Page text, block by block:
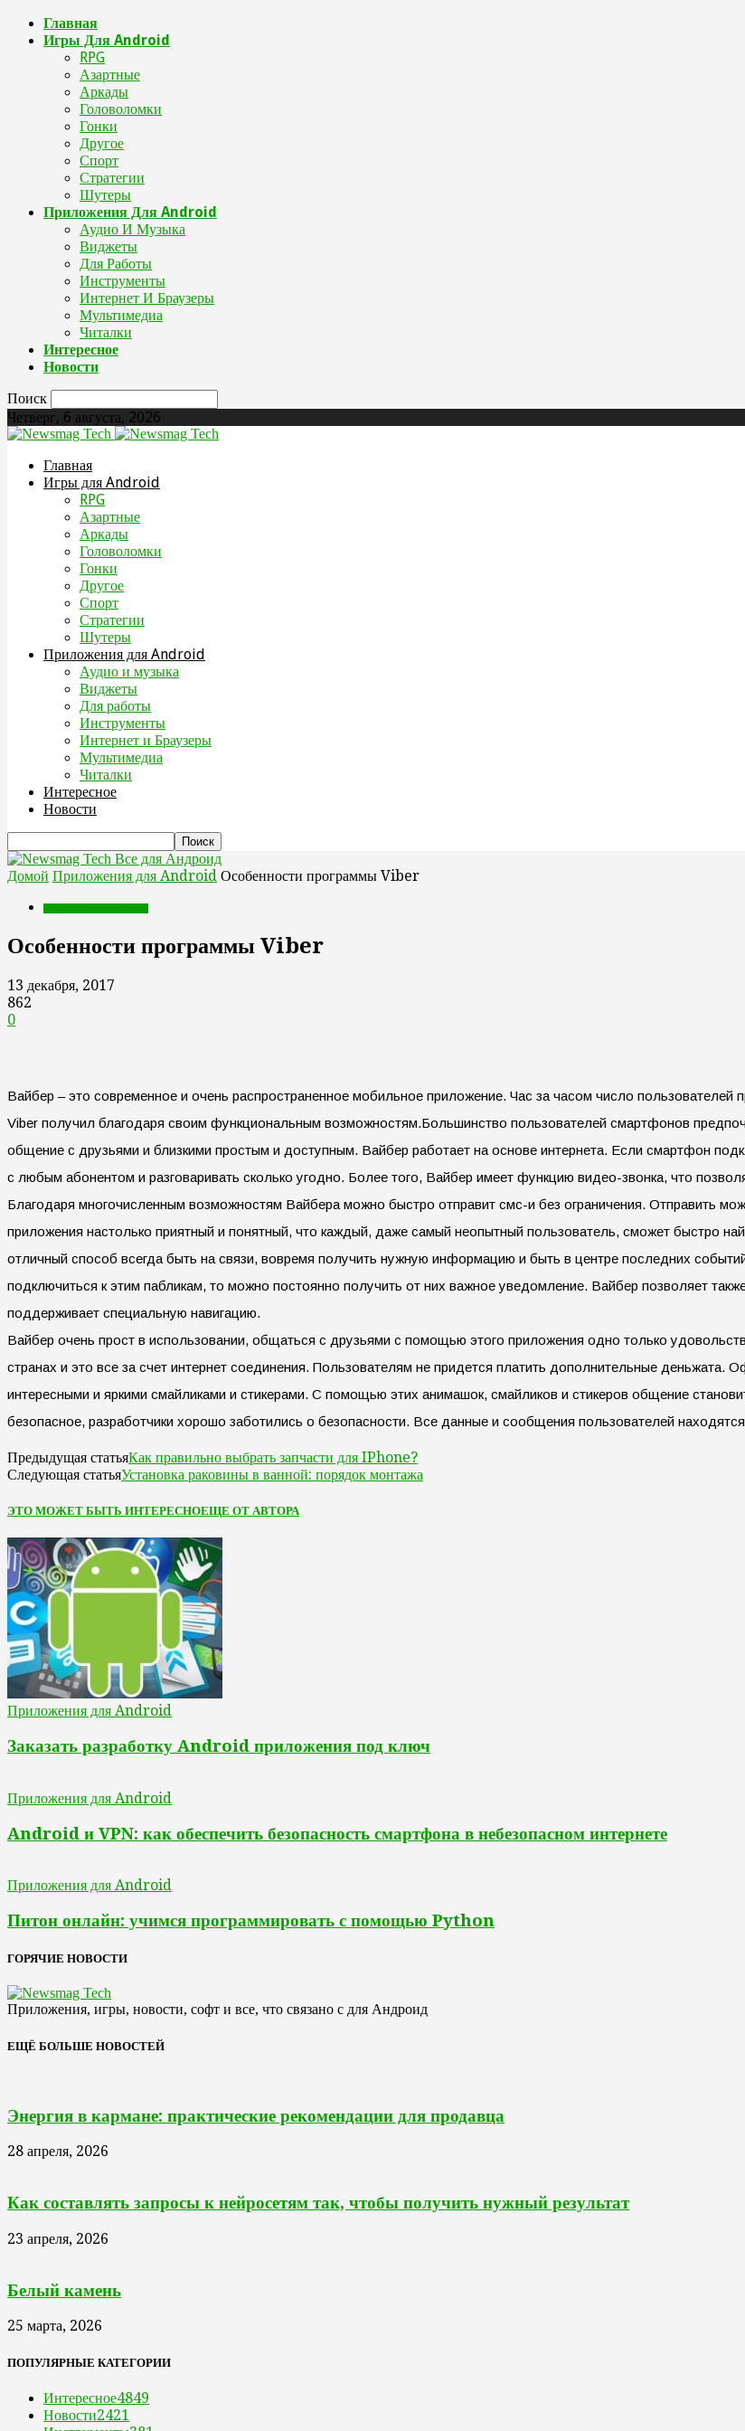
Главная
Игры Для Android
RPG
Азартные
Аркады
Головоломки
Гонки
Другое
Спорт
Стратегии
Шутеры
Приложения Для Android
Аудио И Музыка
Виджеты
Для Работы
Инструменты
Интернет И Браузеры
Мультимедиа
Читалки
Интересное
Новости
Поиск
Четверг, 6 августа, 2026
Главная
Игры для Android
RPG
Азартные
Аркады
Головоломки
Гонки
Другое
Спорт
Стратегии
Шутеры
Приложения для Android
Аудио и музыка
Виджеты
Для работы
Инструменты
Интернет и Браузеры
Мультимедиа
Читалки
Интересное
Новости
Все для Андроид
Домой Приложения для Android Особенности программы Viber
Особенности программы Viber
13 декабря, 2017
862
0
Вайбер – это современное и очень распространенное мобильное приложение. Час за часом число пользователей
Viber получил благодаря своим функциональным возможностям.Большинство пользователей смартфонов
общение с друзьями и близкими простым и доступным. Вайбер работает на основе интернета. Если смартфон
с любым абонентом и разговаривать сколько угодно. Более того, Вайбер имеет функцию видео-звонка, что
Благодаря многочисленным возможностям Вайбера можно быстро отправит смс-и без ограничения. Отправить
приложения настолько приятный и понятный, что каждый, даже самый неопытный пользователь, сможет быстро
отличный способ всегда быть на связи, вовремя получить нужную информацию и быть в центре последних
подключиться к этим пабликам, то можно постоянно получить от них важное уведомление. Вайбер позволяет
поддерживает специальную навигацию.
Вайбер очень прост в использовании, общаться с друзьями с помощью этого приложения одно только
странах и это все за счет интернет соединения. Пользователям не придется платить дополнительные
интересными и яркими смайликами и стикерами. С помощью этих анимашок, смайликов и стикеров общение
безопасное, разработчики хорошо заботились о безопасности. Все данные и сообщения пользователей
Предыдущая статьяКак правильно выбрать запчасти для IPhone?
Следующая статьяУстановка раковины в ванной: порядок монтажа
ЭТО МОЖЕТ БЫТЬ ИНТЕРЕСНОЕЩЕ ОТ АВТОРА
Приложения для Android
Заказать разработку Android приложения под ключ
Приложения для Android
Android и VPN: как обеспечить безопасность смартфона в небезопасном интернете
Приложения для Android
Питон онлайн: учимся программировать с помощью Python
ГОРЯЧИЕ НОВОСТИ
Приложения, игры, новости, софт и все, что связано с для Андроид
ЕЩЁ БОЛЬШЕ НОВОСТЕЙ
Энергия в кармане: практические рекомендации для продавца
28 апреля, 2026
Как составлять запросы к нейросетям так, чтобы получить нужный результат
23 апреля, 2026
Белый камень
25 марта, 2026
ПОПУЛЯРНЫЕ КАТЕГОРИИ
Интересное4849
Новости2421